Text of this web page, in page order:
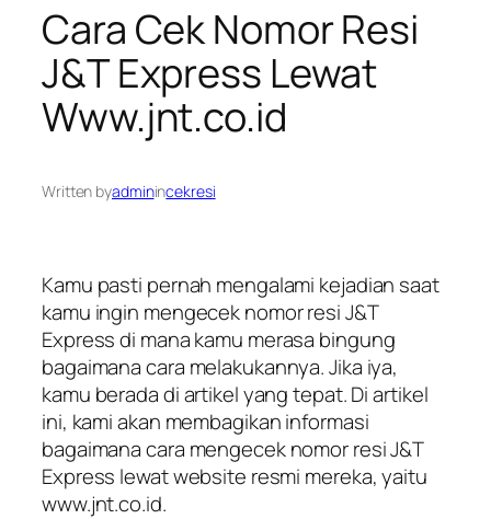
Cara Cek Nomor Resi
J&T Express Lewat
Www.jnt.co.id
Written byadminincekresi
Kamu pasti pernah mengalami kejadian saat
kamu ingin mengecek nomor resi J&T
Express di mana kamu merasa bingung
bagaimana cara melakukannya. Jika iya,
kamu berada di artikel yang tepat. Di artikel
ini, kami akan membagikan informasi
bagaimana cara mengecek nomor resi J&T
Express lewat website resmi mereka, yaitu
www.jnt.co.id.